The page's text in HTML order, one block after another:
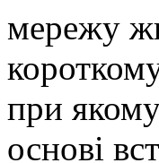
мережу
при
основі